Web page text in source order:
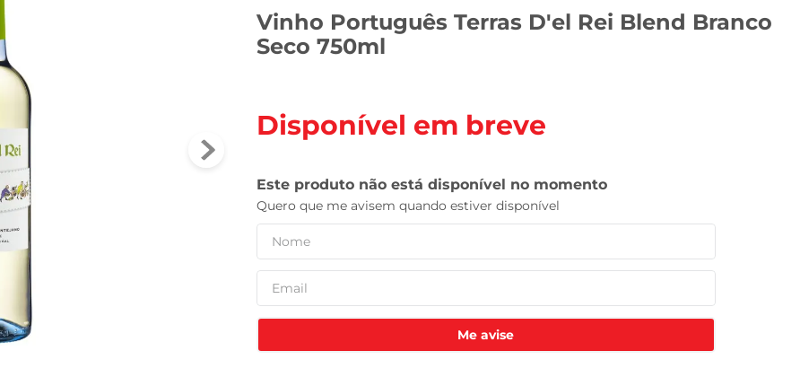
Vinho Português Terras D'el Rei Blend Branco
Seco 750ml
Disponível em breve
Me avise